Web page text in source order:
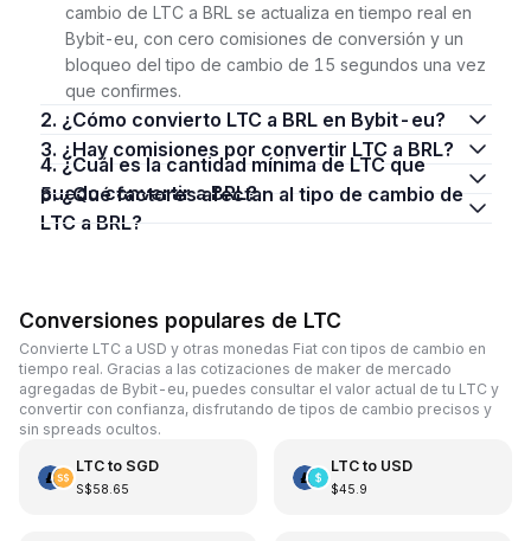
cambio de LTC a BRL se actualiza en tiempo real en
Bybit-eu, con cero comisiones de conversión y un
bloqueo del tipo de cambio de 15 segundos una vez
que confirmes.
2. ¿Cómo convierto LTC a BRL en Bybit-eu?
3. ¿Hay comisiones por convertir LTC a BRL?
4. ¿Cuál es la cantidad mínima de LTC que
puedo convertir a BRL?
5. ¿Qué factores afectan al tipo de cambio de
LTC a BRL?
Conversiones populares de LTC
Convierte LTC a USD y otras monedas Fiat con tipos de cambio en
tiempo real. Gracias a las cotizaciones de maker de mercado
agregadas de Bybit-eu, puedes consultar el valor actual de tu LTC y
convertir con confianza, disfrutando de tipos de cambio precisos y
sin spreads ocultos.
LTCto SGD
S$58.65
LTCto USD
$45.9